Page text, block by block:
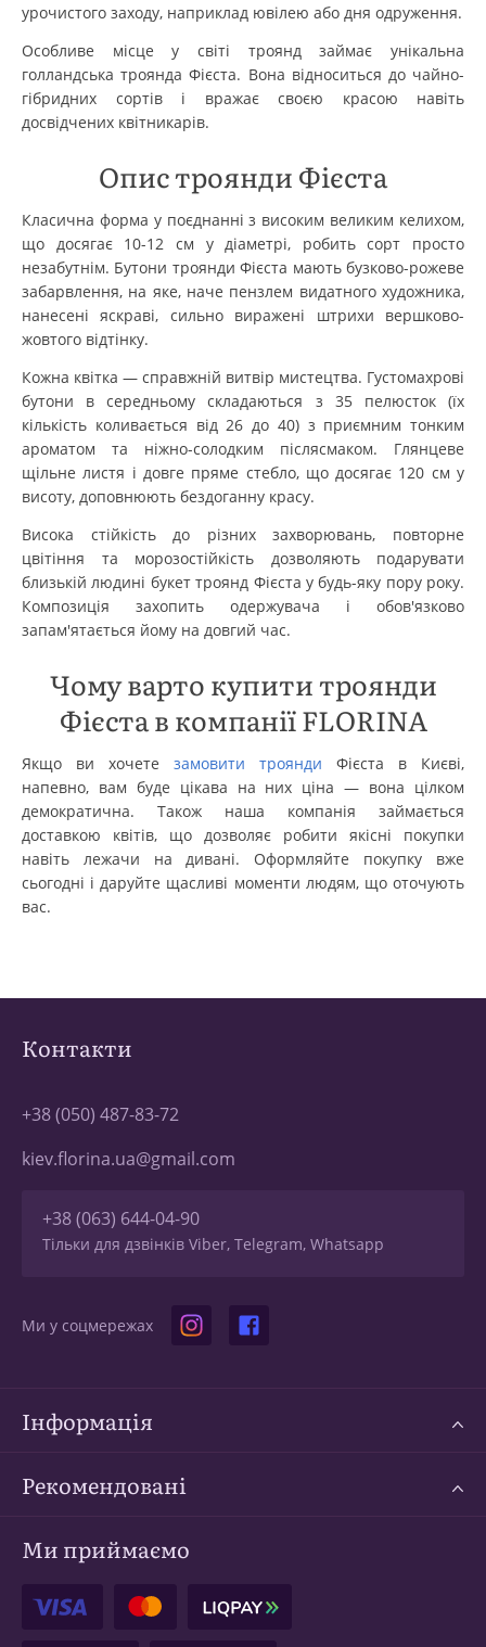
урочистого заходу, наприклад ювілею або дня одруження.
Особливе місце у світі троянд займає унікальна
голландська троянда Фієста. Вона відноситься до чайно-
гібридних сортів і вражає своєю красою навіть
досвідчених квітникарів.
Опис троянди Фієста
Класична форма у поєднанні з високим великим келихом,
що досягає 10-12 см у діаметрі, робить сорт просто
незабутнім. Бутони троянди Фієста мають бузково-рожеве
забарвлення, на яке, наче пензлем видатного художника,
нанесені яскраві, сильно виражені штрихи вершково-
жовтого відтінку.
Кожна квітка — справжній витвір мистецтва. Густомахрові
бутони в середньому складаються з 35 пелюсток (їх
кількість коливається від 26 до 40) з приємним тонким
ароматом та ніжно-солодким післясмаком. Глянцеве
щільне листя і довге пряме стебло, що досягає 120 см у
висоту, доповнюють бездоганну красу.
Висока стійкість до різних захворювань, повторне
цвітіння та морозостійкість дозволяють подарувати
близькій людині букет троянд Фієста у будь-яку пору року.
Композиція захопить одержувача і обов'язково
запам'ятається йому на довгий час.
Чому варто купити троянди
Фієста в компанії FLORINA
Якщо ви хочете замовити троянди Фієста в Києві,
напевно, вам буде цікава на них ціна — вона цілком
демократична. Також наша компанія займається
доставкою квітів, що дозволяє робити якісні покупки
навіть лежачи на дивані. Оформляйте покупку вже
сьогодні і даруйте щасливі моменти людям, що оточують
вас.
Контакти
+38 (050) 487-83-72
kiev.florina.ua@gmail.com
+38 (063) 644-04-90
Тільки для дзвінків Viber, Telegram, Whatsapp
Ми у соцмережах
Інформація
Рекомендовані
Ми приймаємо